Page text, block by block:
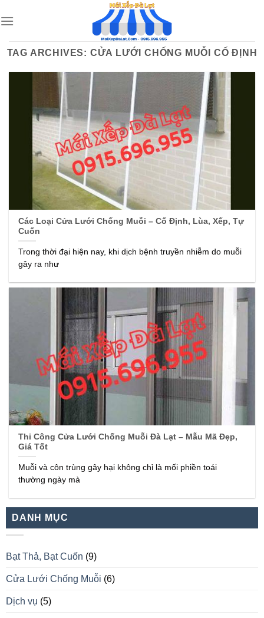
to
TAG ARCHIVES: CỬA LƯỚI CHỐNG MUỖI CỐ ĐỊNH
Các Loại Cửa Lưới Chống Muỗi – Cố Định, Lùa, Xếp, Tự
Cuốn
Trong thời đại hiện nay, khi dịch bệnh truyền nhiễm do muỗi
gây ra như
Thi Công Cửa Lưới Chống Muỗi Đà Lạt – Mẫu Mã Đẹp,
Giá Tốt
Muỗi và côn trùng gây hại không chỉ là mối phiền toái
thường ngày mà
DANH MỤC
Bạt Thả, Bạt Cuốn (9)
Cửa Lưới Chống Muỗi (6)
Dịch vụ (5)